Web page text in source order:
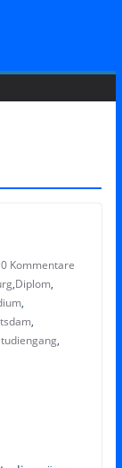
0 Kommentare
,Diplom,
,
,
,